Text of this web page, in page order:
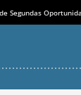
Segundas